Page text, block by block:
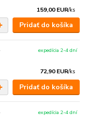
159,00 EUR/ks
Pridať do košíka
72,90 EUR/ks
expedícia 2-4 dní
Pridať do košíka
expedícia 2-4 dní